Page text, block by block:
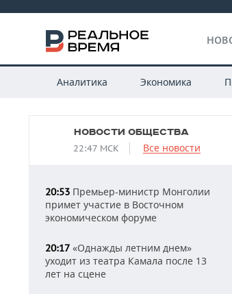
Аналитика Экономика
НОВОСТИ ОБЩЕСТВА
22:47 МСК Все новости
20:53 Премьер-министр Монголии
примет участие в Восточном
экономическом форуме
20:17 «Однажды летним днем»
уходит из театра Камала после 13
лет на сцене